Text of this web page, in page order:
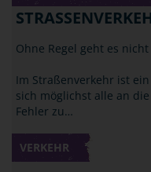
Ohne Regel geht es nicht
Im Straßenverkehr ist
sich möglichst alle an
Fehler zu…
VERKEHR